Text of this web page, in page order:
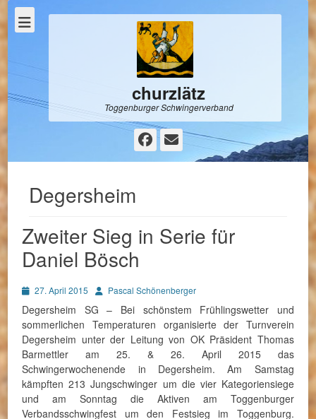
churzlätz
Toggenburger Schwingerverband
Facebook
E-
Mail
Degersheim
Zweiter Sieg in Serie für
Daniel Bösch
Posted27. April 2015 AutorPascal Schönenberger
Degersheim SG – Bei schönstem Frühlingswetter und
sommerlichen Temperaturen organisierte der Turnverein
Degersheim unter der Leitung von OK Präsident Thomas
Barmettler am 25. & 26. April 2015 das
Schwingerwochenende in Degersheim. Am Samstag
kämpften 213 Jungschwinger um die vier Kategoriensiege
und am Sonntag die Aktiven am Toggenburger
Verbandsschwingfest um den Festsieg im Toggenburg.